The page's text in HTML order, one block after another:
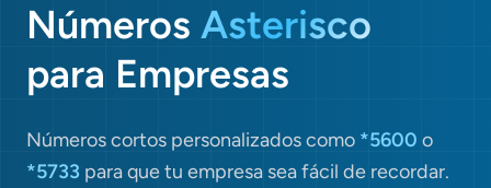
Números Asterisco
para Empresas
Números cortos personalizados como *5600 o
*5733 para que tu empresa sea fácil de recordar.